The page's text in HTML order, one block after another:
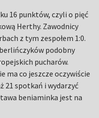
16 punktów, czyli o pięć
Herthy. Zawodnicy
z tym zespołem 1:0.
podobny
pucharów.
ma co jeszcze oczywiście
21 spotkań i wydarzyć
beniaminka jest na